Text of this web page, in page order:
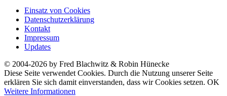
Einsatz von Cookies
Datenschutzerklärung
Kontakt
Impressum
Updates
© 2004-2026 by Fred Blachwitz & Robin Hünecke
Diese Seite verwendet Cookies. Durch die Nutzung unserer Seite
erklären Sie sich damit einverstanden, dass wir Cookies setzen. OK
Weitere Informationen